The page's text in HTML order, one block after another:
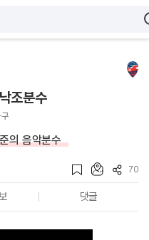
조분수
의 음악분수
70
댓글